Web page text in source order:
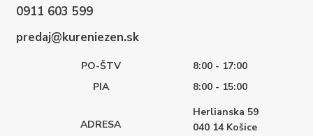
0911 603 599
predaj@kureniezen.sk
PO-ŠTV
8:00 - 17:00
PIA
8:00 - 15:00
ADRESA
Herlianska 59
040 14 Košice